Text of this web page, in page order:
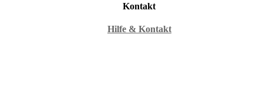
Kontakt
Hilfe & Kontakt